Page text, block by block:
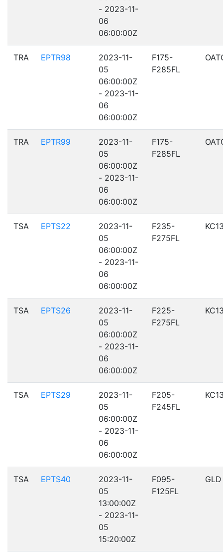
- 2023-11-
06
06:00:00Z
TRA EPTR98
2023-11-
05
06:00:00Z
- 2023-11-
06
06:00:00Z
F175-
F285FL
TRA EPTR99
2023-11-
05
06:00:00Z
- 2023-11-
06
06:00:00Z
F175-
F285FL
TSA EPTS22
2023-11-
05
06:00:00Z
- 2023-11-
06
06:00:00Z
F235-
F275FL
TSA EPTS26
2023-11-
05
06:00:00Z
- 2023-11-
06
06:00:00Z
F225-
F275FL
TSA EPTS29
2023-11-
05
06:00:00Z
- 2023-11-
06
06:00:00Z
F205-
F245FL
TSA EPTS40
2023-11-
05
13:00:00Z
- 2023-11-
05
15:20:00Z
F095-
F125FL
GLD